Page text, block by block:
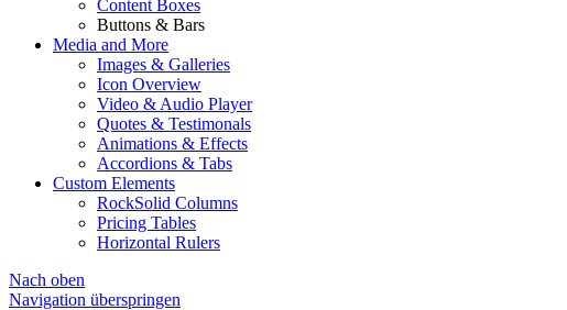
Content Boxes
Buttons & Bars
Media and More
Images & Galleries
Icon Overview
Video & Audio Player
Quotes & Testimonals
Animations & Effects
Accordions & Tabs
Custom Elements
RockSolid Columns
Pricing Tables
Horizontal Rulers
Nach oben
Navigation überspringen